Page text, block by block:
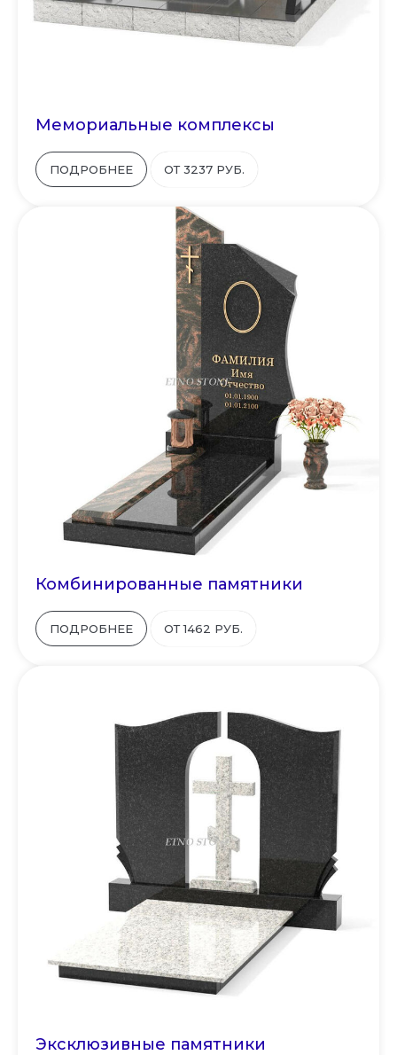
Мемориальные комплексы
ПОДРОБНЕЕ ОТ 3237 РУБ.
Комбинированные памятники
ПОДРОБНЕЕ ОТ 1462 РУБ.
Эксклюзивные памятники